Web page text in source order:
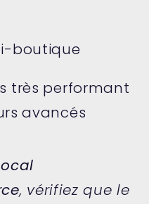
boutique
très performant
avancés
, vérifiez que le